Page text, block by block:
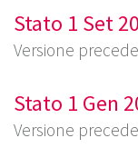
Stato 1 Set
Versione
Stato 1 Gen
Versione